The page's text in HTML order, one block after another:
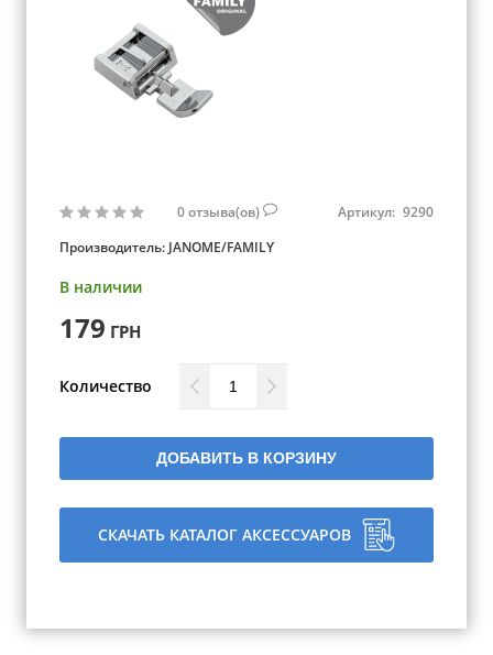
0отзыва(ов) Артикул: 9290
Производитель: JANOME/FAMILY
В наличии
179 ГРН
Количество
ДОБАВИТЬ В КОРЗИНУ
СКАЧАТЬ КАТАЛОГ АКСЕССУАРОВ